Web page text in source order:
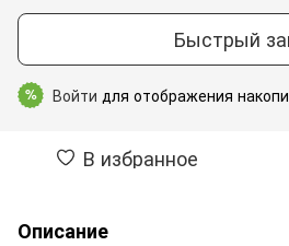
Быстрый
% Войти для отображения
В избранное
Описание